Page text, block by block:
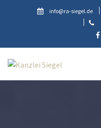
info@ra-siegel.de